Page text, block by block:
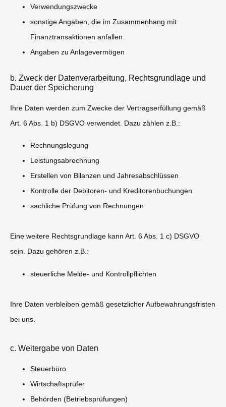
Verwendungszwecke
sonstige Angaben, die im Zusammenhang mit
Finanztransaktionen anfallen
Angaben zu Anlagevermögen
b. Zweck der Datenverarbeitung, Rechtsgrundlage und
Dauer der Speicherung
Ihre Daten werden zum Zwecke der Vertragserfüllung gemäß
Art. 6 Abs. 1 b) DSGVO verwendet. Dazu zählen z.B.:
Rechnungslegung
Leistungsabrechnung
Erstellen von Bilanzen und Jahresabschlüssen
Kontrolle der Debitoren- und Kreditorenbuchungen
sachliche Prüfung von Rechnungen
Eine weitere Rechtsgrundlage kann Art. 6 Abs. 1 c) DSGVO
sein. Dazu gehören z.B.:
steuerliche Melde- und Kontrollpflichten
Ihre Daten verbleiben gemäß gesetzlicher Aufbewahrungsfristen
bei uns.
c. Weitergabe von Daten
Steuerbüro
Wirtschaftsprüfer
Behörden (Betriebsprüfungen)